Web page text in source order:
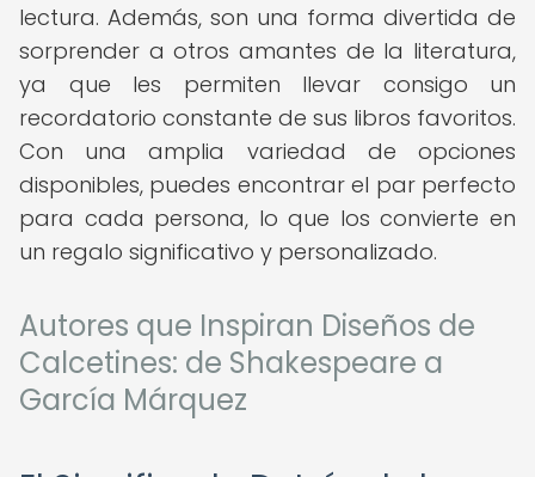
lectura. Además, son una forma divertida de
sorprender a otros amantes de la literatura,
ya que les permiten llevar consigo un
recordatorio constante de sus libros favoritos.
Con una amplia variedad de opciones
disponibles, puedes encontrar el par perfecto
para cada persona, lo que los convierte en
un regalo significativo y personalizado.
Autores que Inspiran Diseños de
Calcetines: de Shakespeare a
García Márquez